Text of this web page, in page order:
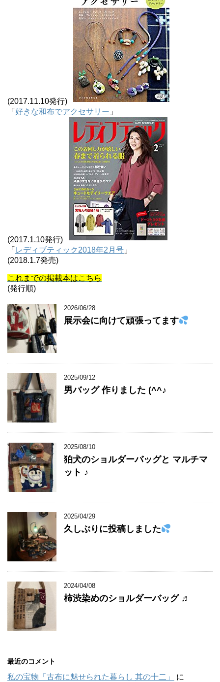
(2017.11.10発行)
「 好きな和布でアクセサリー 」
(2017.1.10発行)
「 レディブティック2018年2月号 」
(2018.1.7発売)
これまでの掲載本はこちら
(発行順)
2026/06/28
展示会に向けて頑張ってます
2025/09/12
男バッグ 作りました (^^♪
2025/08/10
狛犬のショルダーバッグと マルチマ
ット ♪
2025/04/29
久しぶりに投稿しました
2024/04/08
柿渋染めのショルダーバッグ ♬
最近のコメント
私の宝物「古布に魅せられた暮らし 其の十二」 に